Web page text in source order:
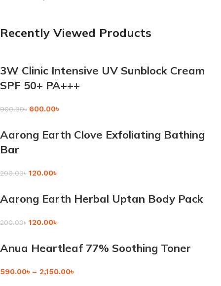
Recently Viewed Products
3W Clinic Intensive UV Sunblock Cream
SPF 50+ PA+++
900.00৳ 600.00৳
Aarong Earth Clove Exfoliating Bathing
Bar
200.00৳ 120.00৳
Aarong Earth Herbal Uptan Body Pack
200.00৳ 120.00৳
Anua Heartleaf 77% Soothing Toner
590.00৳ – 2,150.00৳